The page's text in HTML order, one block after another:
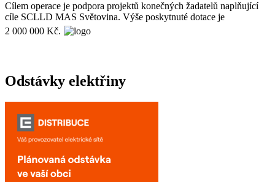
Cílem operace je podpora projektů konečných žadatelů naplňující
cíle SCLLD MAS Světovina. Výše poskytnuté dotace je
2 000 000 Kč.
Odstávky elektřiny